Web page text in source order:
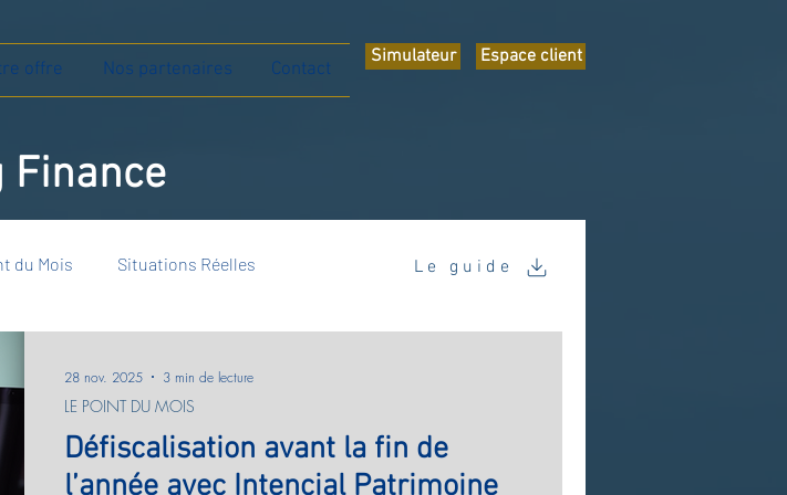
offre Nos partenaires Contact
Simulateur Espace client
Finance
du Mois Situations Réelles
Défiscalisation avant la fin de
l’année avec Intencial Patrimoine
LE POINT DU MOIS
28 nov. 2025 3 min de lecture
Le guide